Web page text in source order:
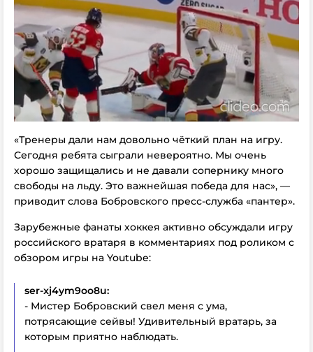
«Тренеры дали нам довольно чёткий план на игру.
Сегодня ребята сыграли невероятно. Мы очень
хорошо защищались и не давали сопернику много
свободы на льду. Это важнейшая победа для нас», —
приводит слова Бобровского пресс-служба «пантер».
Зарубежные фанаты хоккея активно обсуждали игру
российского вратаря в комментариях под роликом с
обзором игры на Youtube:
ser-xj4ym9oo8u:
- Мистер Бобровский свел меня с ума,
потрясающие сейвы! Удивительный вратарь, за
которым приятно наблюдать.